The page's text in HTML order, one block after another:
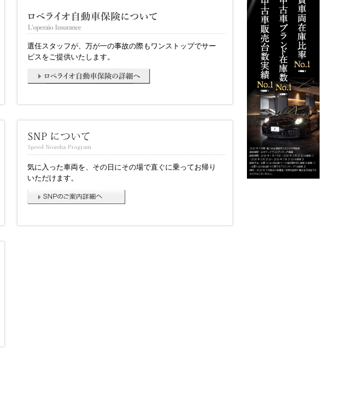
選任スタッフが、万が一の事故の際もワンストップでサー
ビスをご提供いたします。
気に入った車両を、その日にその場で直ぐに乗ってお帰り
いただけます。